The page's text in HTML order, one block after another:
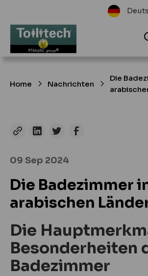
Home Nachrichten
Die
09 Sep 2024
Die Badezimmer
arabischen
Die
Besonderheiten
Badezimmer